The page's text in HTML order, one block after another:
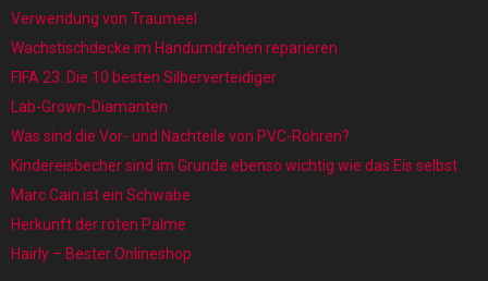
Verwendung von Traumeel
Wachstischdecke im Handumdrehen reparieren
FIFA 23: Die 10 besten Silberverteidiger
Lab-Grown-Diamanten
Was sind die Vor- und Nachteile von PVC-Rohren?
Kindereisbecher sind im Grunde ebenso wichtig wie das Eis selbst
Marc Cain ist ein Schwabe
Herkunft der roten Palme
Hairly – Bester Onlineshop